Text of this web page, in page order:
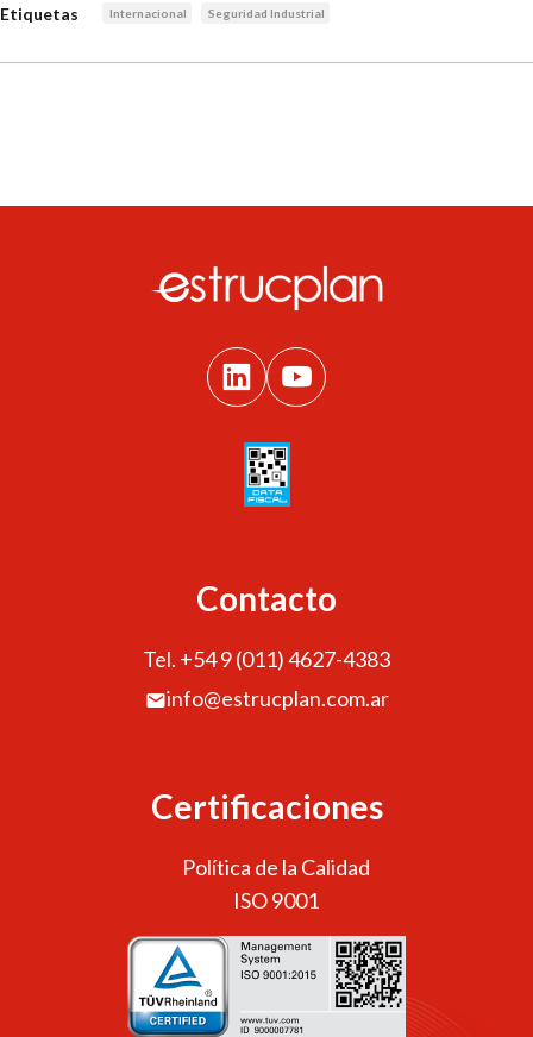
Etiquetas Internacional Seguridad Industrial
Contacto
Tel. +54 9 (011) 4627-4383
info@estrucplan.com.ar
Certificaciones
Política de la Calidad
ISO 9001